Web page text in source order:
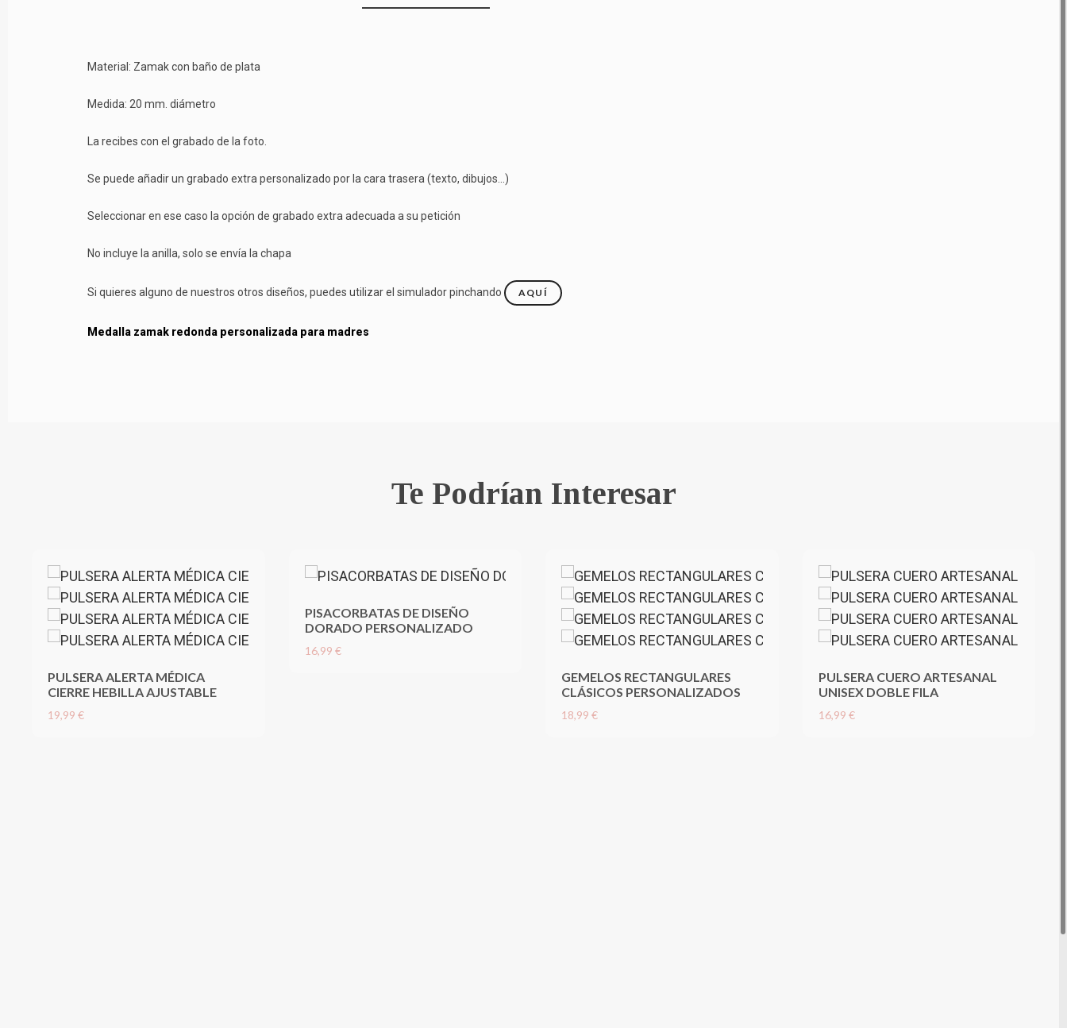
Material: Zamak con baño de plata
Medida: 20 mm. diámetro
La recibes con el grabado de la foto.
Se puede añadir un grabado extra personalizado por la cara trasera (texto, dibujos...)
Seleccionar en ese caso la opción de grabado extra adecuada a su petición
No incluye la anilla, solo se envía la chapa
Si quieres alguno de nuestros otros diseños, puedes utilizar el simulador pinchando AQUÍ
Medalla zamak redonda personalizada para madres
Te Podrían Interesar
PULSERA ALERTA MÉDICA
CIERRE HEBILLA AJUSTABLE
19,99 €
PISACORBATAS DE DISEÑO
DORADO PERSONALIZADO
16,99 €
GEMELOS RECTANGULARES
CLÁSICOS PERSONALIZADOS
18,99 €
PULSERA CUERO ARTESANAL
UNISEX DOBLE FILA
16,99 €